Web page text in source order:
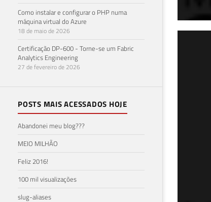
Como instalar e configurar o PHP numa
máquina virtual do Azure
18 de maio de 2026
Certificação DP-600 - Torne-se um Fabric
Analytics Engineering
27 de fevereiro de 2026
POSTS MAIS ACESSADOS HOJE
Abandonei meu blog???
MEIO MILHÃO
Feliz 2016!
100 mil visualizações
slug-aliases